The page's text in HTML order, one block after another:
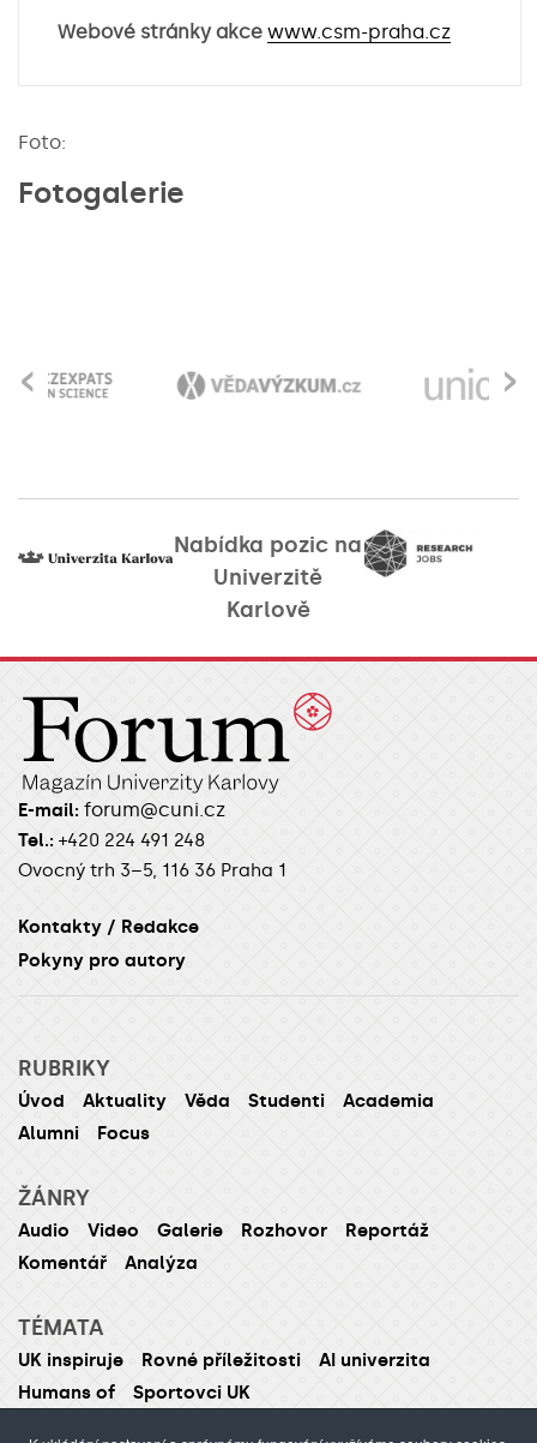
Webové stránky akce www.csm-praha.cz
Foto:
Fotogalerie
›
‹
Nabídka pozic na
Univerzitě
Karlově
E-mail: forum@cuni.cz
Tel.: +420 224 491 248
Ovocný trh 3–5, 116 36 Praha 1
Kontakty / Redakce
Pokyny pro autory
RUBRIKY
Úvod Aktuality Věda Studenti
Academia
Alumni
Focus
ŽÁNRY
Audio Video Galerie Rozhovor
Reportáž
Komentář
Analýza
TÉMATA
UK inspiruje Rovné příležitosti
AI univerzita
Humans of
Sportovci UK